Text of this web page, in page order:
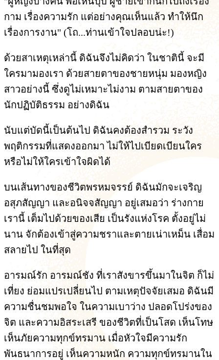
กาม เรื่องความรัก แต่อย่างคุณเห็นแล้ว ทำให้นึก
เรื่องการงาน" (โถ...ท่านเข้าใจปลอบน่ะ!)
ด้วยสาเหตุเหล่านี้ ดิฉันจึงไม่คิดว่า ในชาตินี้ จะมี
ใครมามองเรา ด้วยสายตาของชายหนุ่ม มองหญิง
สาวอย่างนี้ ซึ่งดูไม่เหมาะไม่งาม ตามสายตาของ
นักปฏิบัติธรรม อย่างดิฉัน
นับแต่บัดนี้เป็นต้นไป ดิฉันคงต้องสำรวม ระวัง
พฤติกรรมที่แสดงออกมา ไม่ให้ไปเบียดเบียนใคร
หรือไม่ให้ใครเข้าใจผิดได้
บนเส้นทางของชีวิตพรหมจรรย์ ดิฉันมักจะเจริญ
อสุภสัญญา และอนิจจสัญญา อยู่เสมอว่า ร่างกาย
เรานี้ เต็มไปด้วยของเสีย เป็นรังแห่งโรค ตั้งอยู่ไม่
นาน จักต้องเข้าสู่ความชราและตายเน่าเหม็น เสื่อม
สลายไป ในที่สุด
อารมณ์รัก อารมณ์ชัง ที่เราสังขารขึ้นมาในจิต ก็ไม่
เที่ยง ย่อมแปรเปลี่ยนไป ตามเหตุปัจจัยเสมอ ดิฉันมี
ความชื่นชมพอใจ ในความเบาว่าง ปลอดโปร่งของ
จิต และความอิสระเสรี ของชีวิตที่เป็นโสด เห็นโทษ
เห็นภัยความทุกข์ทรมาน เมื่อหัวใจมีความรัก
พันธนาการอยู่ เห็นความหนัก ความทุกข์ทรมานใน